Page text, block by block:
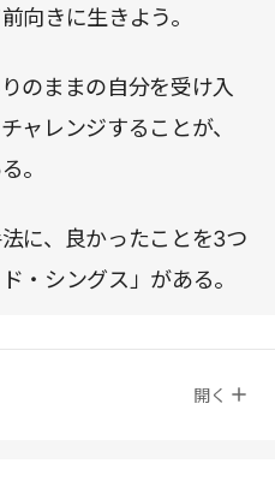
向きに生きよう。
のままの自分を受け入
ャレンジすることが、
。
に、良かったことを3つ
・シングス」がある。
開く